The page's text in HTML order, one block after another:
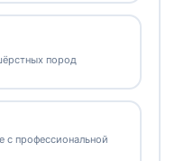
пород
с профессиональной